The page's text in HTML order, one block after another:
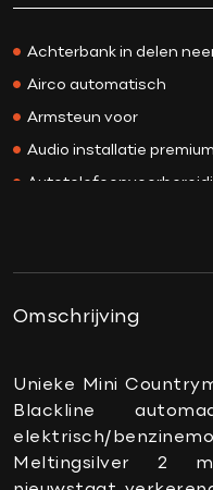
Interieurkleur
Acceleratie 0-100
Bekleding
BTW/Marge
Carrosserie
Onderhoudsboekje
aanwezig?
Gemiddeld verbruik
Wegenbelasting min
Achterbank in delen
Airco automatisch
Armsteun voor
Audio installatie premium
Comfortstoel(en)
DAB-ontvanger
Draadloze telefoonlader
Elektrisch verstelbare
Keyless start
Omschrijving
Unieke Mini
Blackline
elektrisch/
Meltingsilver 2